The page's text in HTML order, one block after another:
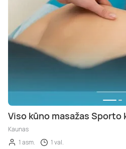
Viso kūno masažas Sporto
Kaunas
1 asm.
1 val.